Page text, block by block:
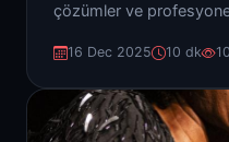
çözümler ve
16 Dec 2025 10 dk